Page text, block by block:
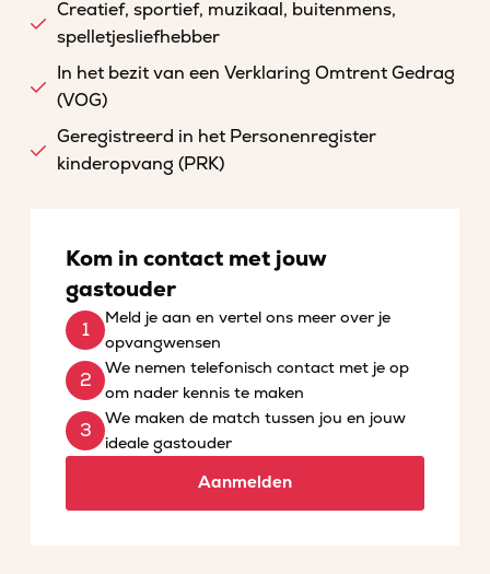
Creatief, sportief, muzikaal, buitenmens,
spelletjesliefhebber
In het bezit van een Verklaring Omtrent Gedrag
(VOG)
Geregistreerd in het Personenregister
kinderopvang (PRK)
Kom in contact met jouw
gastouder
Meld je aan en vertel ons meer over je
opvangwensen
We nemen telefonisch contact met je op
om nader kennis te maken
We maken de match tussen jou en jouw
ideale gastouder
Aanmelden